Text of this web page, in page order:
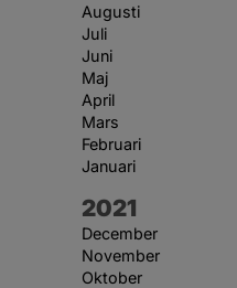
Augusti
Juli
Juni
Maj
April
Mars
Februari
Januari
År:
2021
December
November
Oktober